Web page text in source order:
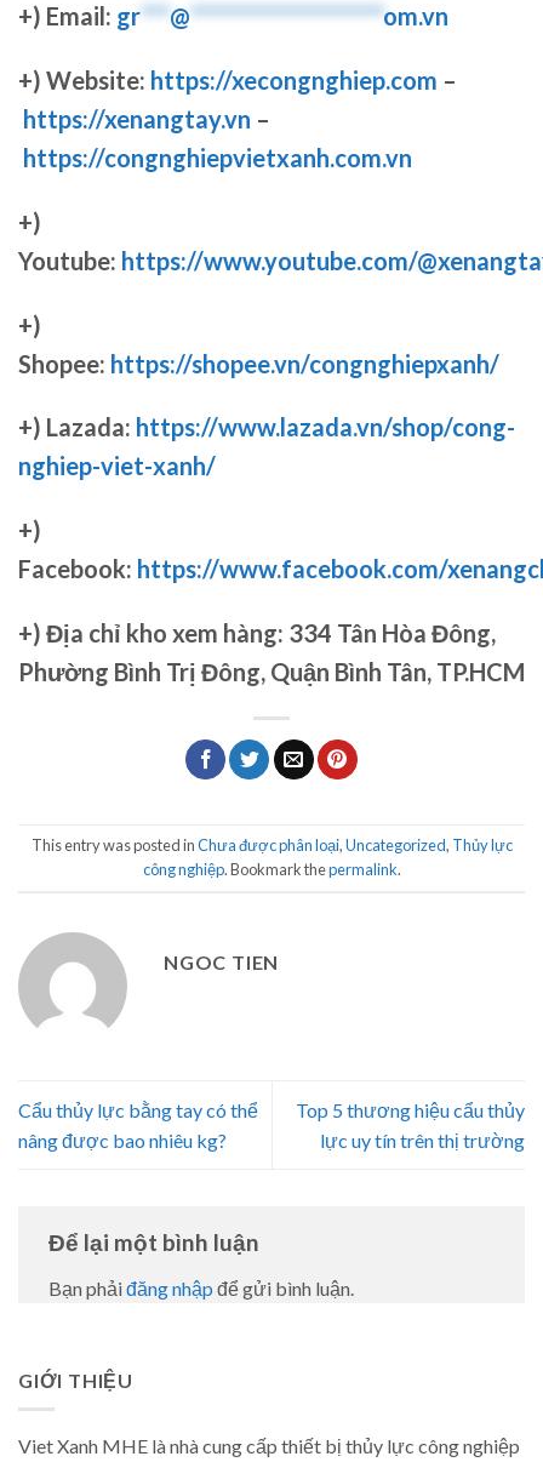
+) Email: gr***@********************om.vn
+) Website: https://xecongnghiep.com –
https://xenangtay.vn –
https://congnghiepvietxanh.com.vn
+)
Youtube: https://www.youtube.com/
+)
Shopee: https://shopee.vn/congnghiepxanh/
+) Lazada: https://www.lazada.vn/shop/cong-
nghiep-viet-xanh/
+)
Facebook: https://www.facebook.com/
+) Địa chỉ kho xem hàng: 334 Tân Hòa Đông,
Phường Bình Trị Đông, Quận Bình Tân, TP.HCM
This entry was posted inChưa được phân loại,Uncategorized, Thủy lực
công nghiệp. Bookmark thepermalink.
NGOC TIEN
Cẩu thủy lực bằng tay có thể
nâng được bao nhiêu kg?
Top 5 thương hiệu cẩu thủy
lực uy tín trên thị trường
Để lại một bình luận
Bạn phải đăng nhập để gửi bình luận.
GIỚI THIỆU
Viet Xanh MHE là nhà cung cấp thiết bị thủy lực công nghiệp